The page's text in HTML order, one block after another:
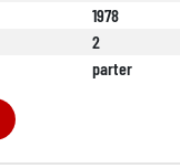
1978
2
parter